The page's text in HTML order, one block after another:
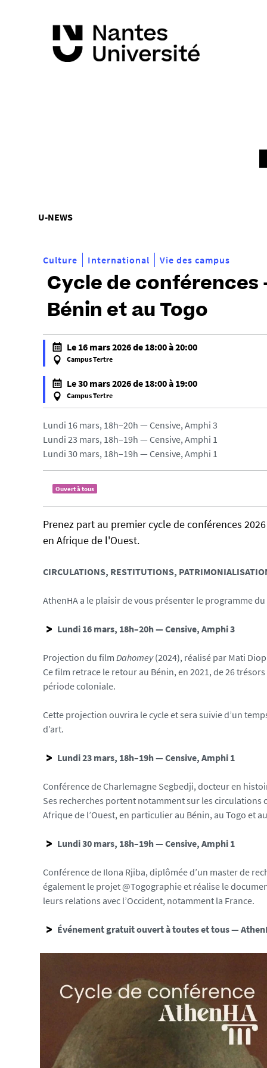
Vous
U-NEWS
Culture International Vie des campus
Cycle de conférences
Bénin et au Togo
h
t
/
/
u
-
s
.
n
v
n
n
t
e
.
f
e
d
i
p
h
o
o
1
Le 16 mars 2026 de 18:00 à 20:00
Campus Tertre
a
l
e
f
a
l
s
Le 30 mars 2026 de 18:00 à 19:00
Campus Tertre
f
a
l
s
a
l
s
e
Lundi 16 mars, 18h–20h — Censive, Amphi 3
Lundi 23 mars, 18h–19h — Censive, Amphi 1
Lundi 30 mars, 18h–19h — Censive, Amphi 1
Ouvert à tous
Prenez part au premier cycle de conférences
en Afrique de l'Ouest.
CIRCULATIONS, RESTITUTIONS,
AthenHA a le plaisir de vous présenter le programme
Lundi 16 mars, 18h–20h — Censive, Amphi 3
Projection du film Dahomey(2024), réalisé par Mati
Ce film retrace le retour au Bénin, en 2021, de 26
période coloniale.
Cette projection ouvrira le cycle et sera suivie d’un
d’art.
Lundi 23 mars, 18h–19h — Censive, Amphi 1
Conférence de Charlemagne Segbedji, docteur en
Ses recherches portent notamment sur les circulations
Afrique de l’Ouest, en particulier au Bénin, au Togo et
Lundi 30 mars, 18h–19h — Censive, Amphi 1
Conférence de Ilona Rjiba, diplômée d’un master de
également le projet @Togographie et réalise le
leurs relations avec l’Occident, notamment la France.
Événement gratuit ouvert à toutes et tous —